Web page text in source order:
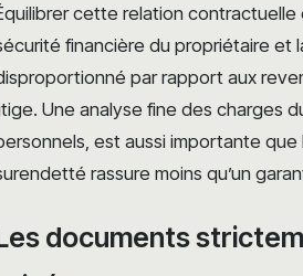
cette relation contractuelle
financière du propriétaire et
par rapport aux
Une analyse fine des charges
est aussi importante que
rassure moins qu’un
documents